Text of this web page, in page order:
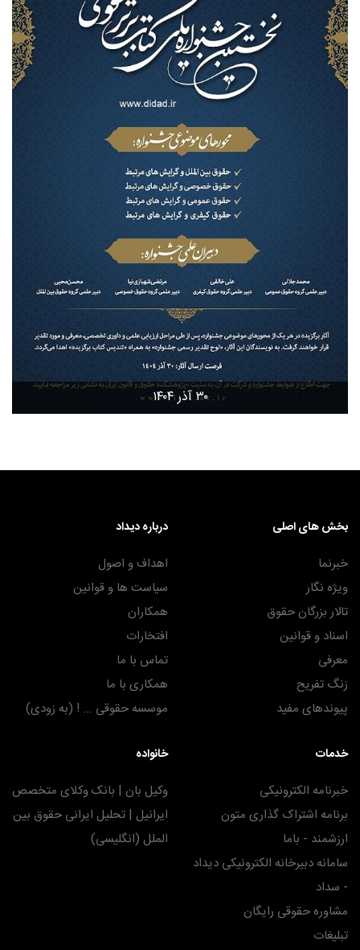
۳۰ آذر ۱۴۰۴
بخش های اصلی
خبرنما
ویژه نگار
تالار بزرگان حقوق
اسناد و قوانین
معرفی
زنگ تفریح
پیوندهای مفید
درباره دیداد
اهداف و اصول
سیاست ها و قوانین
همکاران
افتخارات
تماس با ما
همکاری با ما
موسسه حقوقی ... ! (به زودی)
خدمات
خبرنامه الکترونیکی
برنامه اشتراک گذاری متون
ارزشمند - باما
سامانه دبیرخانه الکترونیکی دیداد
- سداد
مشاوره حقوقی رایگان
تبلیغات
خانواده
وکیل بان | بانک وکلای متخصص
ایرانیل | تحلیل ایرانی حقوق بین
الملل (انگلیسی)